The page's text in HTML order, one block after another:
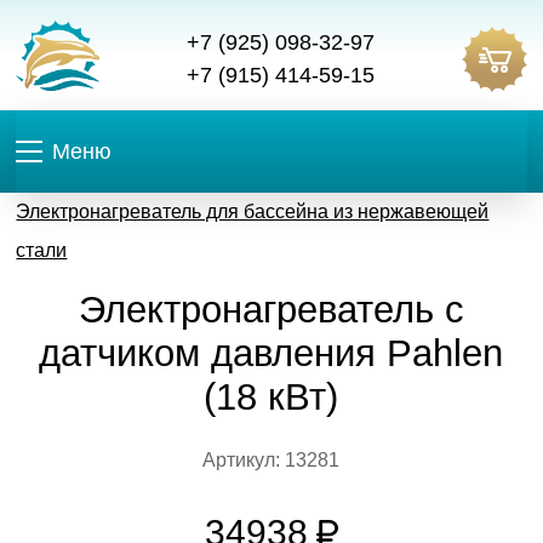
+7 (925) 098-32-97
+7 (915) 414-59-15
Меню
Электронагреватель для бассейна из нержавеющей
стали
Электронагреватель с
датчиком давления Pahlen
(18 кВт)
Артикул: 13281
34938